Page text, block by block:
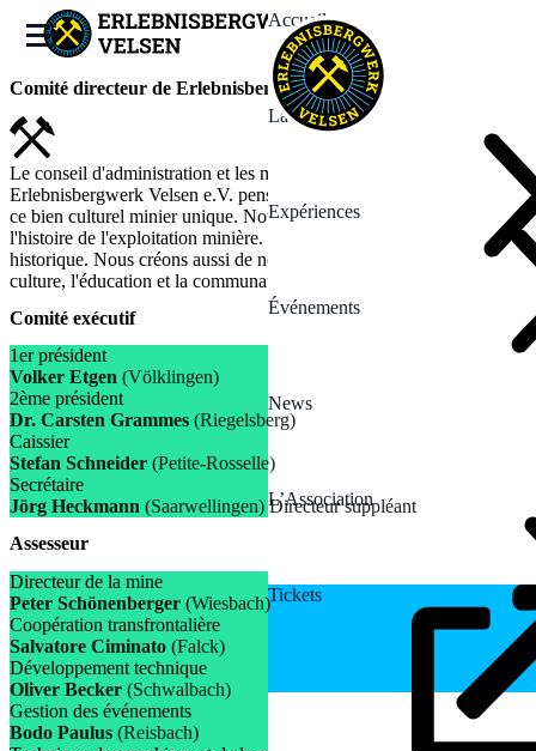
Accueil
La Mine
Expériences
Événements
News
L’Association
Tickets
Comité directeur de Erlebnisbergwerk Velsen e.V.
Le conseil d'administration et les membres de l'association
Erlebnisbergwerk Velsen e.V. pensent que c'est important de garder
ce bien culturel minier unique. Nous nous engageons à faire vivre
l'histoire de l'exploitation minière. Nous protégeons le patrimoine
historique. Nous créons aussi de nouvelles impulsions pour la
culture, l'éducation et la communauté.
Comité exécutif
1er président
Volker Etgen (Völklingen)
2ème président
Dr. Carsten Grammes (Riegelsberg)
Caissier
Stefan Schneider (Petite-Rosselle)
Secrétaire
Jörg Heckmann (Saarwellingen) Directeur suppléant
Assesseur
Directeur de la mine
Peter Schönenberger (Wiesbach)
Coopération transfrontalière
Salvatore Ciminato (Falck)
Développement technique
Oliver Becker (Schwalbach)
Gestion des événements
Bodo Paulus (Reisbach)